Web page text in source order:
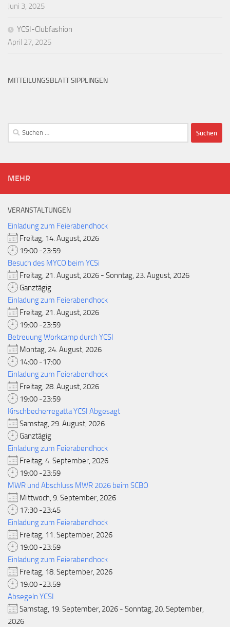
Juni 3, 2025
YCSI-Clubfashion
April 27, 2025
MITTEILUNGSBLATT SIPPLINGEN
Suchen
nach:
MEHR
VERANSTALTUNGEN
Einladung zum Feierabendhock
Freitag, 14. August, 2026
19:00 -23:59
Besuch des MYCO beim YCSi
Freitag, 21. August, 2026 - Sonntag, 23. August, 2026
Ganztägig
Einladung zum Feierabendhock
Freitag, 21. August, 2026
19:00 -23:59
Betreuung Workcamp durch YCSI
Montag, 24. August, 2026
14:00 -17:00
Einladung zum Feierabendhock
Freitag, 28. August, 2026
19:00 -23:59
Kirschbecherregatta YCSI Abgesagt
Samstag, 29. August, 2026
Ganztägig
Einladung zum Feierabendhock
Freitag, 4. September, 2026
19:00 -23:59
MWR und Abschluss MWR 2026 beim SCBO
Mittwoch, 9. September, 2026
17:30 -23:45
Einladung zum Feierabendhock
Freitag, 11. September, 2026
19:00 -23:59
Einladung zum Feierabendhock
Freitag, 18. September, 2026
19:00 -23:59
Absegeln YCSI
Samstag, 19. September, 2026 - Sonntag, 20. September,
2026